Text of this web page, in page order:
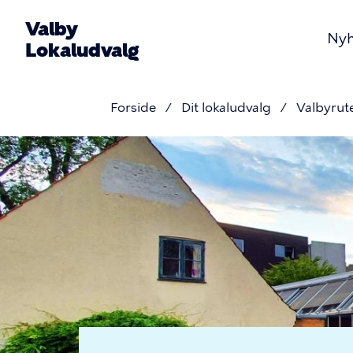
hovedindhold
Valby
Lokaludvalg
Forside Dit lokaludvalg
Lilla
Rute